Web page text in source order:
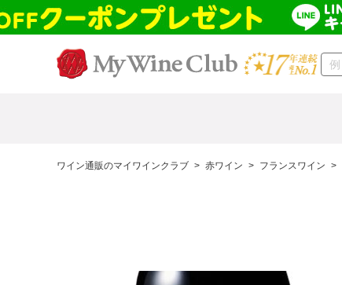
ワイン通販のマイワインクラブ > 赤ワイン > フランスワイン >